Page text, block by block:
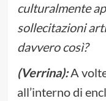
culturalmente
sollecitazioni
davvero così?
(Verrina):A
all’interno di